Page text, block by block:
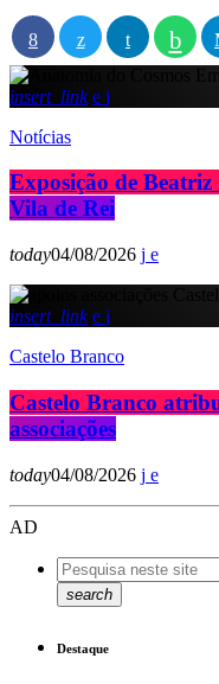
insert_link
Notícias
Exposição de
Vila de Rei
today04/08/2026
insert_link
Castelo Branco
Castelo Branco
associações
today04/08/2026
AD
search
Destaque